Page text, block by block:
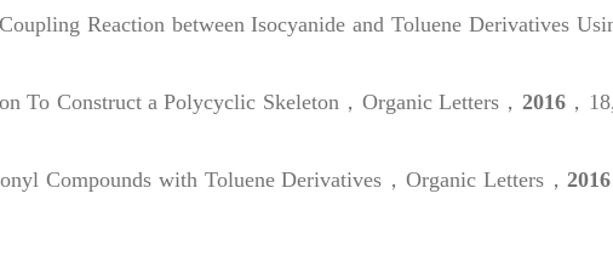
Reaction between Isocyanide and Toluene Derivatives
To Construct a Polycyclic Skeleton， Organic Letters ， 2016，
Compounds with Toluene Derivatives，Organic Letters，2016